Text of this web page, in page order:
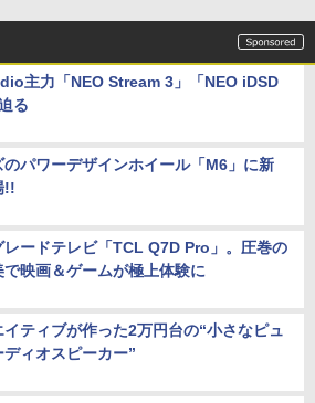
主力「NEO Stream 3」「NEO iDSD
る
のパワーデザインホイール「M6」に新
!!
レードテレビ「TCL Q7D Pro」。圧巻の
で映画＆ゲームが極上体験に
イティブが作った2万円台の“小さなピュ
ディオスピーカー”